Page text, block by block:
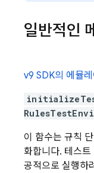
일반적인
v9 SDK의 에뮬
이 함수는 규칙
화합니다. 테스
공적으로 실행하